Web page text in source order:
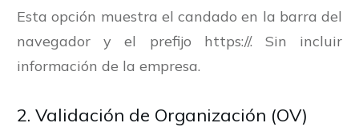
Esta opción muestra el candado en la barra del
navegador y el prefijo https://. Sin incluir
información de la empresa.
2. Validación de Organización (OV)